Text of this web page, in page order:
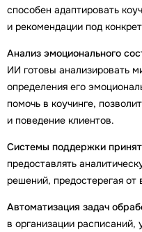
способен адаптировать
и рекомендации под
Анализ эмоционального
ИИ готовы анализировать
определения его
помочь в коучинге,
и поведение клиентов.
Системы поддержки
предоставлять
решений, предостерегая
Автоматизация задач
в организации расписаний,